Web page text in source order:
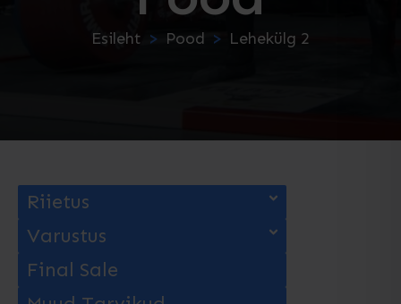
Esileht Pood Lehekülg 2
Riietus
Varustus
Final Sale